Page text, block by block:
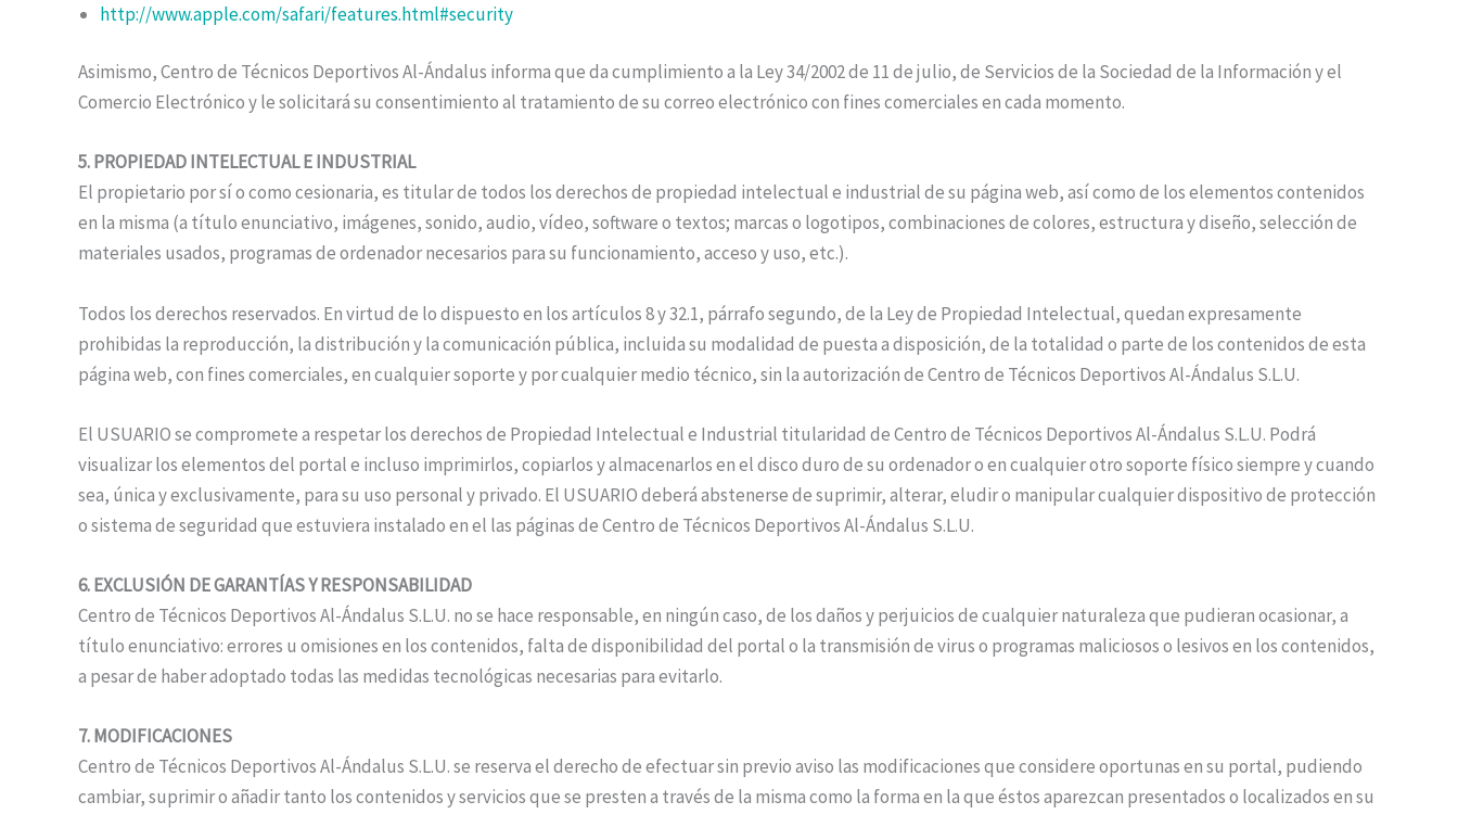
http://www.apple.com/safari/features.html#security
Asimismo, Centro de Técnicos Deportivos Al-Ándalus informa que da cumplimiento a la Ley 34/2002 de 11 de julio, de Servicios de la Sociedad de la Información y el
Comercio Electrónico y le solicitará su consentimiento al tratamiento de su correo electrónico con fines comerciales en cada momento.
5. PROPIEDAD INTELECTUAL E INDUSTRIAL
El propietario por sí o como cesionaria, es titular de todos los derechos de propiedad intelectual e industrial de su página web, así como de los elementos contenidos
en la misma (a título enunciativo, imágenes, sonido, audio, vídeo, software o textos; marcas o logotipos, combinaciones de colores, estructura y diseño, selección de
materiales usados, programas de ordenador necesarios para su funcionamiento, acceso y uso, etc.).
Todos los derechos reservados. En virtud de lo dispuesto en los artículos 8 y 32.1, párrafo segundo, de la Ley de Propiedad Intelectual, quedan expresamente
prohibidas la reproducción, la distribución y la comunicación pública, incluida su modalidad de puesta a disposición, de la totalidad o parte de los contenidos de esta
página web, con fines comerciales, en cualquier soporte y por cualquier medio técnico, sin la autorización de Centro de Técnicos Deportivos Al-Ándalus S.L.U.
El USUARIO se compromete a respetar los derechos de Propiedad Intelectual e Industrial titularidad de Centro de Técnicos Deportivos Al-Ándalus S.L.U. Podrá
visualizar los elementos del portal e incluso imprimirlos, copiarlos y almacenarlos en el disco duro de su ordenador o en cualquier otro soporte físico siempre y cuando
sea, única y exclusivamente, para su uso personal y privado. El USUARIO deberá abstenerse de suprimir, alterar, eludir o manipular cualquier dispositivo de protección
o sistema de seguridad que estuviera instalado en el las páginas de Centro de Técnicos Deportivos Al-Ándalus S.L.U.
6. EXCLUSIÓN DE GARANTÍAS Y RESPONSABILIDAD
Centro de Técnicos Deportivos Al-Ándalus S.L.U. no se hace responsable, en ningún caso, de los daños y perjuicios de cualquier naturaleza que pudieran ocasionar, a
título enunciativo: errores u omisiones en los contenidos, falta de disponibilidad del portal o la transmisión de virus o programas maliciosos o lesivos en los contenidos,
a pesar de haber adoptado todas las medidas tecnológicas necesarias para evitarlo.
7. MODIFICACIONES
Centro de Técnicos Deportivos Al-Ándalus S.L.U. se reserva el derecho de efectuar sin previo aviso las modificaciones que considere oportunas en su portal, pudiendo
cambiar, suprimir o añadir tanto los contenidos y servicios que se presten a través de la misma como la forma en la que éstos aparezcan presentados o localizados en su